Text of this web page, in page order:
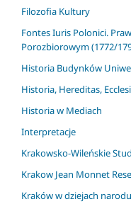
Filozofia Kultury
Fontes Iuris Polonici.
Porozbiorowym (1772/
Historia Budynków
Historia, Hereditas,
Historia w Mediach
Interpretacje
Krakowsko-Wileńskie
Krakow Jean Monnet
Kraków w dziejach narodu